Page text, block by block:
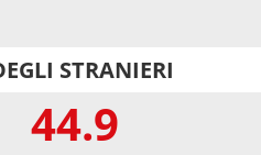
STRANIERI
44.9